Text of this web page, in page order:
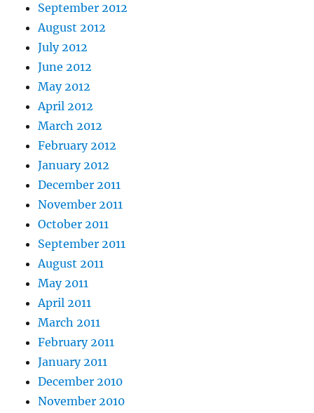
September 2012
August 2012
July 2012
June 2012
May 2012
April 2012
March 2012
February 2012
January 2012
December 2011
November 2011
October 2011
September 2011
August 2011
May 2011
April 2011
March 2011
February 2011
January 2011
December 2010
November 2010